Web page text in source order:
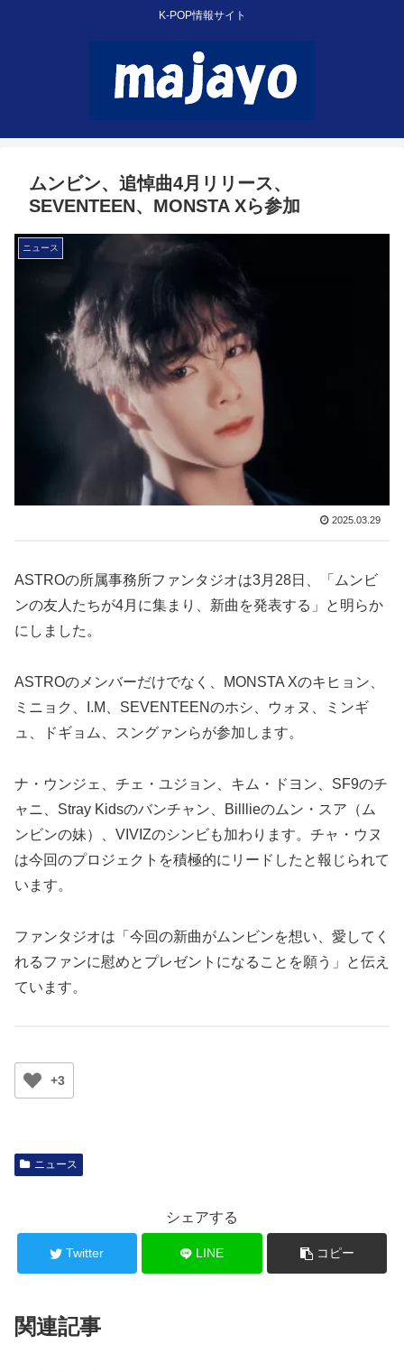
K-POP情報サイト
ムンビン、追悼曲4月リリース、
SEVENTEEN、MONSTA Xら参加
ニュース
2025.03.29
ASTROの所属事務所ファンタジオは3月28日、「ムンビ
ンの友人たちが4月に集まり、新曲を発表する」と明らか
にしました。
ASTROのメンバーだけでなく、MONSTA Xのキヒョン、
ミニョク、I.M、SEVENTEENのホシ、ウォヌ、ミンギ
ュ、ドギョム、スングァンらが参加します。
ナ・ウンジェ、チェ・ユジョン、キム・ドヨン、SF9のチ
ャニ、Stray Kidsのバンチャン、Billlieのムン・スア（ム
ンビンの妹）、VIVIZのシンビも加わります。チャ・ウヌ
は今回のプロジェクトを積極的にリードしたと報じられて
います。
ファンタジオは「今回の新曲がムンビンを想い、愛してく
れるファンに慰めとプレゼントになることを願う」と伝え
ています。
+3
ニュース
シェアする
Twitter LINE コピー
関連記事